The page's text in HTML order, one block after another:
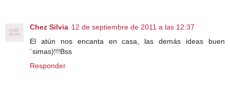
Chez Silvia 12 de septiembre de 2011 a las 12:37
El atún nos encanta en casa, las demás ideas buen
´simas)!!!Bss
Responder